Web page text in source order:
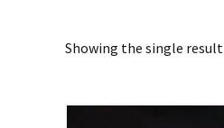
Showing the single result